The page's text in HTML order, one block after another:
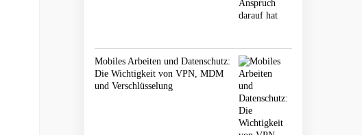
Mobiles Arbeiten und Datenschutz:
Die Wichtigkeit von VPN, MDM
und Verschlüsselung